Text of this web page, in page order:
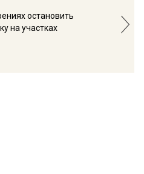
остановить
на участках